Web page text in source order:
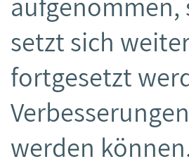
setzt sich
fortgesetzt
werden